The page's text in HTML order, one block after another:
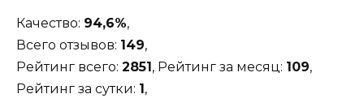
Качество: 94,6%,
Всего отзывов: 149,
Рейтинг всего: 2851, Рейтинг за месяц: 109,
Рейтинг за сутки: 1,